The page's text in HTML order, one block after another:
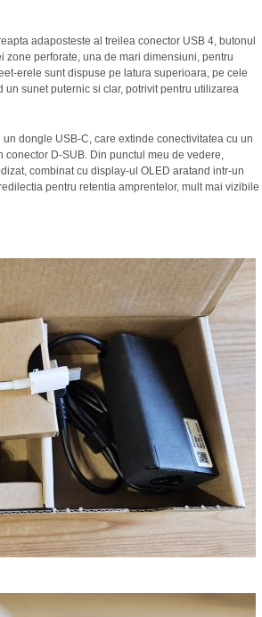
adaposteste al treilea conector USB 4, butonul
perforate, una de mari dimensiuni, pentru
erele sunt dispuse pe latura superioara, pe cele
sunet puternic si clar, potrivit pentru utilizarea
dongle USB-C, care extinde conectivitatea cu un
D-SUB. Din punctul meu de vedere,
combinat cu display-ul OLED aratand intr-un
pentru retentia amprentelor, mult mai vizibile